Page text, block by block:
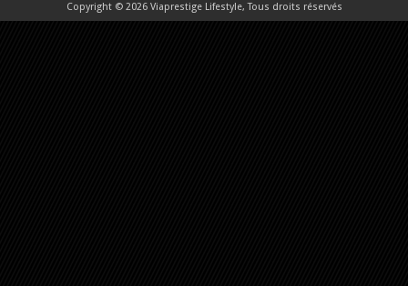
Copyright © 2026 Viaprestige Lifestyle, Tous droits réservés